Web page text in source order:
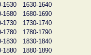
1630
1630-1640
1680
1680-1690
1730
1730-1740
1780
1780-1790
1830
1830-1840
1880
1880-1890